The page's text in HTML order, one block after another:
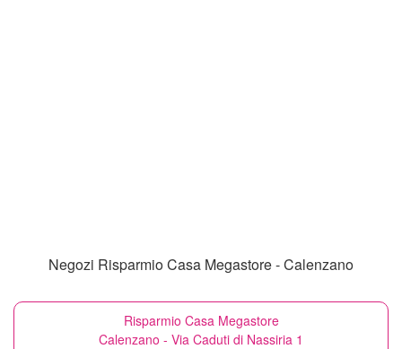
Negozi Risparmio Casa Megastore - Calenzano
Risparmio Casa Megastore
Calenzano - Via Caduti di Nassiria 1